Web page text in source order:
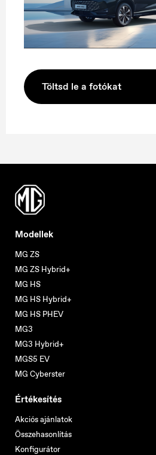
Töltsd le a fotókat
Modellek
MG ZS
MG ZS Hybrid+
MG HS
MG HS Hybrid+
MG HS PHEV
MG3
MG3 Hybrid+
MGS5 EV
MG Cyberster
Értékesítés
Akciós ajánlatok
Összehasonlítás
Konfigurátor